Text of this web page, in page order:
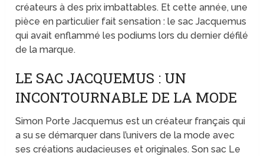
créateurs à des prix imbattables. Et cette année, une
pièce en particulier fait sensation : le sac Jacquemus
qui avait enflammé les podiums lors du dernier défilé
de la marque.
LE SAC JACQUEMUS : UN
INCONTOURNABLE DE LA MODE
Simon Porte Jacquemus est un créateur français qui
a su se démarquer dans l’univers de la mode avec
ses créations audacieuses et originales. Son sac Le